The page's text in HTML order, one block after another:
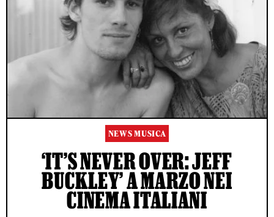
NEWS MUSICA
‘IT’S NEVER OVER: JEFF
BUCKLEY’ A MARZO NEI
CINEMA ITALIANI